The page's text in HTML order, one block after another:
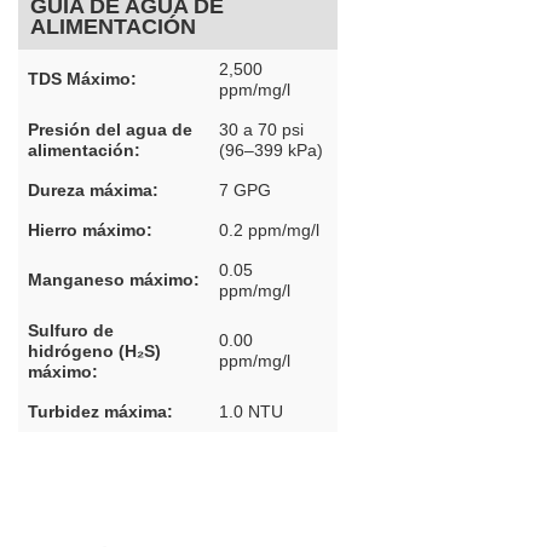
GUÍA DE AGUA DE
ALIMENTACIÓN
TDS Máximo:
2,500
ppm/mg/l
Presión del agua de
alimentación:
30 a 70 psi
(96–399 kPa)
Dureza máxima: 7 GPG
Hierro máximo: 0.2 ppm/mg/l
Manganeso máximo:
0.05
ppm/mg/l
Sulfuro de
hidrógeno (H₂S)
máximo:
0.00
ppm/mg/l
Turbidez máxima: 1.0 NTU